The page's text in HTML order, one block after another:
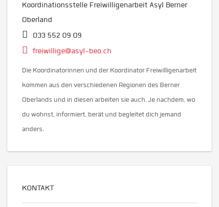
Koordinationsstelle Freiwilligenarbeit Asyl Berner
Oberland
033 552 09 09
freiwillige@asyl-beo.ch
Die Koordinatorinnen und der Koordinator Freiwilligenarbeit
kommen aus den verschiedenen Regionen des Berner
Oberlands und in diesen arbeiten sie auch. Je nachdem, wo
du wohnst, informiert, berät und begleitet dich jemand
anders.
KONTAKT